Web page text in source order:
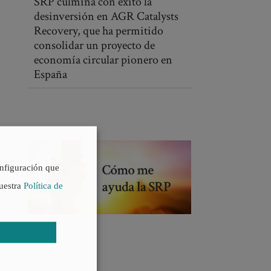
desinversión en AGR Catalysts
Recovery, que ha permitido
consolidar un proyecto de
economía circular pionero en
España
que
Política de